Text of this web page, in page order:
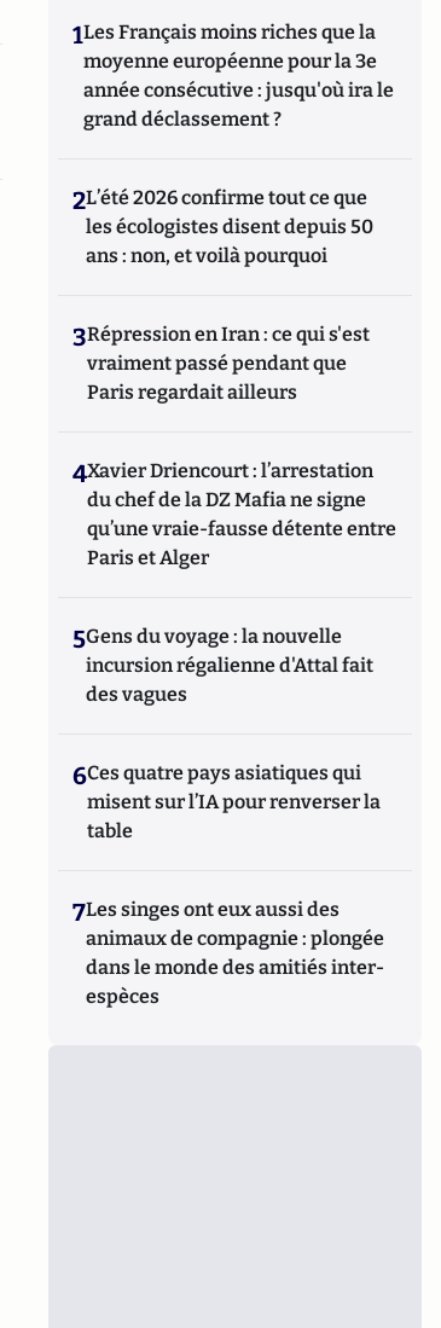
1Les Français moins riches que la
moyenne européenne pour la 3e
année consécutive : jusqu'où ira le
grand déclassement ?
2L’été 2026 confirme tout ce que
les écologistes disent depuis 50
ans : non, et voilà pourquoi
3Répression en Iran : ce qui s'est
vraiment passé pendant que
Paris regardait ailleurs
4Xavier Driencourt : l’arrestation
du chef de la DZ Mafia ne signe
qu’une vraie-fausse détente entre
Paris et Alger
5Gens du voyage : la nouvelle
incursion régalienne d'Attal fait
des vagues
6Ces quatre pays asiatiques qui
misent sur l’IA pour renverser la
table
7Les singes ont eux aussi des
animaux de compagnie : plongée
dans le monde des amitiés inter-
espèces